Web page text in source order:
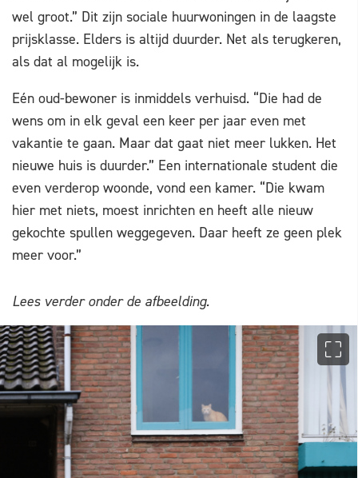
wel groot.” Dit zijn sociale huurwoningen in de laagste
prijsklasse. Elders is altijd duurder. Net als terugkeren,
als dat al mogelijk is.
Eén oud-bewoner is inmiddels verhuisd. “Die had de
wens om in elk geval een keer per jaar even met
vakantie te gaan. Maar dat gaat niet meer lukken. Het
nieuwe huis is duurder.” Een internationale student die
even verderop woonde, vond een kamer. “Die kwam
hier met niets, moest inrichten en heeft alle nieuw
gekochte spullen weggegeven. Daar heeft ze geen plek
meer voor.”
Lees verder onder de afbeelding.